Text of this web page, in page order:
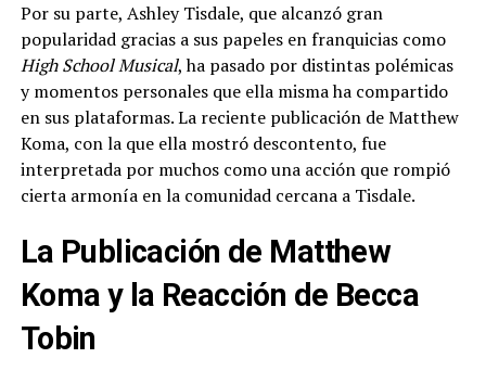
Por su parte, Ashley Tisdale, que alcanzó gran
popularidad gracias a sus papeles en franquicias como
High School Musical, ha pasado por distintas polémicas
y momentos personales que ella misma ha compartido
en sus plataformas. La reciente publicación de Matthew
Koma, con la que ella mostró descontento, fue
interpretada por muchos como una acción que rompió
cierta armonía en la comunidad cercana a Tisdale.
La Publicación de Matthew
Koma y la Reacción de Becca
Tobin